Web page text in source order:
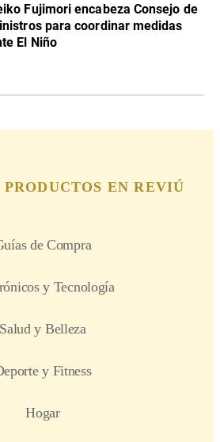
Fujimori encabeza Consejo de
para coordinar medidas
El Niño